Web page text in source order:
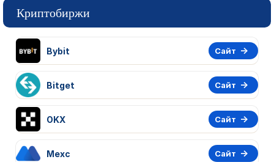
Криптобиржи
Bybit Сайт
Bitget Сайт
OKX Сайт
Mexc Сайт